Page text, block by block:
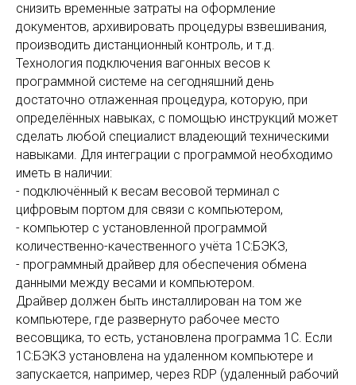
снизить временные затраты на оформление
документов, архивировать процедуры взвешивания,
производить дистанционный контроль, и т.д.
Технология подключения вагонных весов к
программной системе на сегодняшний день
достаточно отлаженная процедура, которую, при
определённых навыках, с помощью инструкций может
сделать любой специалист владеющий техническими
навыками. Для интеграции с программой необходимо
иметь в наличии:
- подключённый к весам весовой терминал с
цифровым портом для связи с компьютером,
- компьютер с установленной программой
количественно-качественного учёта 1С:БЭКЗ,
- программный драйвер для обеспечения обмена
данными между весами и компьютером.
Драйвер должен быть инсталлирован на том же
компьютере, где развернуто рабочее место
весовщика, то есть, установлена программа 1С. Если
1С:БЭКЗ установлена на удаленном компьютере и
запускается, например, через RDP (удаленный рабочий